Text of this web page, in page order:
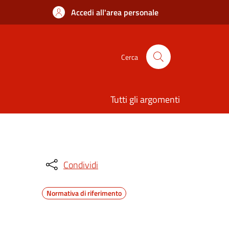
Accedi all'area personale
Cerca
Tutti gli argomenti
Condividi
Normativa di riferimento